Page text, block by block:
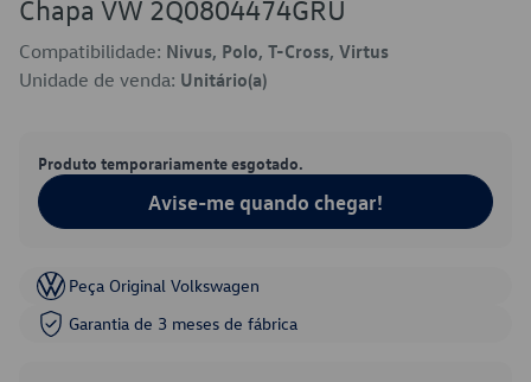
Chapa VW 2Q0804474GRU
Compatibilidade: Nivus, Polo, T-Cross, Virtus
Unidade de venda: Unitário(a)
Produto temporariamente esgotado.
Avise-me quando chegar!
Peça Original Volkswagen
Garantia de 3 meses de fábrica